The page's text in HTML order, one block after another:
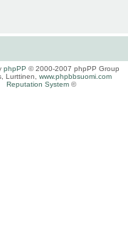
phpPP © 2000-2007 phpPP Group
Lurttinen, www.phpbbsuomi.com
Reputation System ©